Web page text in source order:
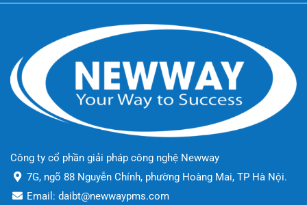
Tốc độ đọc 24GB/s
Tiết kiệm 75% không gianso với SAN
3. Bảo Mật Silicon-Rooted
Tính toàn vẹn phần cứng
Mã hóa AES-XTS 256-bit
4. Quản Lý Năng Lượng Thông Minh
Công ty cổ phần giải pháp công nghệ Newway
7G, ngõ 88 Nguyễn Chính, phường Hoàng Mai, TP Hà Nội.
Email: daibt@newwaypms.com